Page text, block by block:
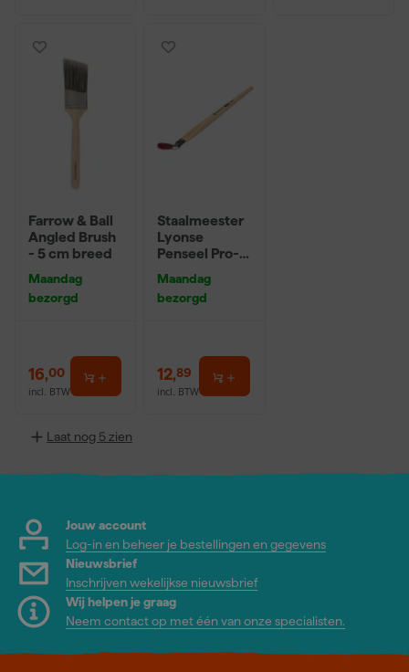
Farrow & Ball
Angled Brush
- 5 cm breed
Maandag
bezorgd
16,00
incl. BTW
Staalmeester
Lyonse
Penseel Pro-
16
Maandag
bezorgd
12,89
incl. BTW
Laat nog 5 zien
Jouw account
Log-in en beheer je bestellingen en gegevens
Nieuwsbrief
Inschrijven wekelijkse nieuwsbrief
Wij helpen je graag
Neem contact op met één van onze specialisten.